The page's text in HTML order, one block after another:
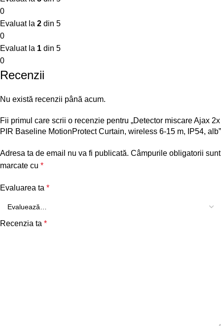
0
Evaluat la 2 din 5
0
Evaluat la 1 din 5
0
Recenzii
Nu există recenzii până acum.
Fii primul care scrii o recenzie pentru „Detector miscare Ajax 2x
PIR Baseline MotionProtect Curtain, wireless 6-15 m, IP54, alb”
Adresa ta de email nu va fi publicată. Câmpurile obligatorii sunt
marcate cu *
Evaluarea ta *
Recenzia ta *